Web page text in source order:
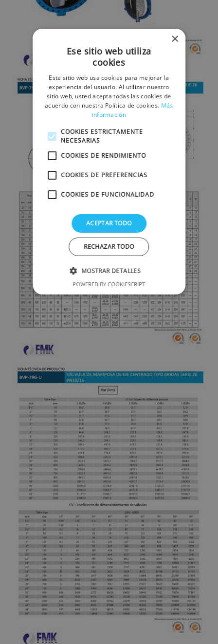
×
Ese sitio web utiliza
cookies
Este sitio web usa cookies para mejorar la
experiencia del usuario. Al utilizar nuestro
sitio web, usted acepta todas las cookies de
acuerdo con nuestra Política de cookies. Más
información
COOKIES ESTRICTAMENTE
NECESARIAS
COOKIES DE RENDIMIENTO
COOKIES DE PREFERENCIAS
COOKIES DE FUNCIONALIDAD
ACEPTAR TODO
RECHAZAR TODO
MOSTRAR DETALLES
POWERED BY COOKIESCRIPT